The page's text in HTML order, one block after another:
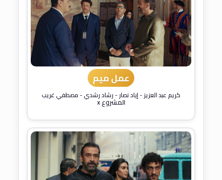
عمل ميم
كريم عبد العزيز-إياد نصار-رشاد رشدي-مصطفي غريب
المشروع x